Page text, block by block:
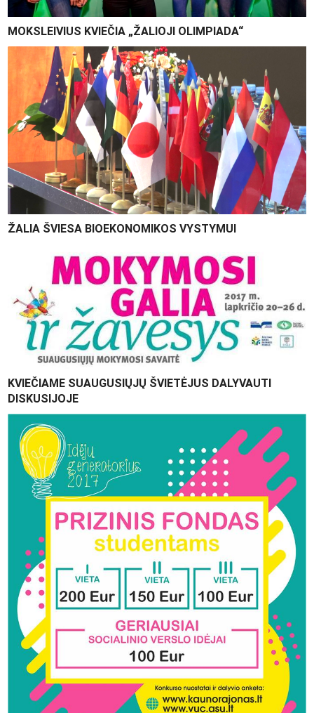
MOKSLEIVIUS KVIEČIA „ŽALIOJI OLIMPIADA“
ŽALIA ŠVIESA BIOEKONOMIKOS VYSTYMUI
KVIEČIAME SUAUGUSIŲJŲ ŠVIETĖJUS DALYVAUTI
DISKUSIJOJE